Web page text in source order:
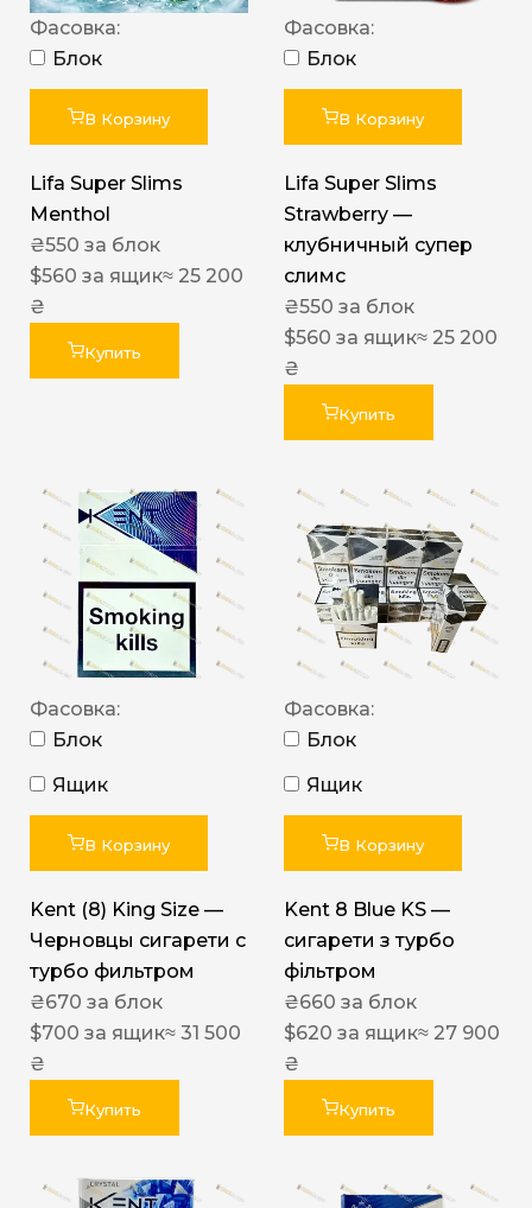
Фасовка:
Блок
В Корзину
Lifa Super Slims
Menthol
₴550 за блок
$560 за ящик≈ 25 200
₴
Купить
Фасовка:
Блок
В Корзину
Lifa Super Slims
Strawberry —
клубничный супер
слимс
₴550 за блок
$560 за ящик≈ 25 200
₴
Купить
Фасовка:
Блок
Ящик
В Корзину
Kent (8) King Size —
Черновцы сигарети с
турбо фильтром
₴670 за блок
$700 за ящик≈ 31 500
₴
Купить
Фасовка:
Блок
Ящик
В Корзину
Kent 8 Blue KS —
сигарети з турбо
фільтром
₴660 за блок
$620 за ящик≈ 27 900
₴
Купить